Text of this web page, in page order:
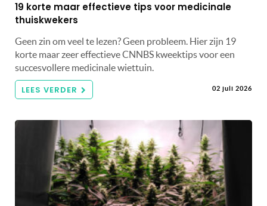
19 korte maar effectieve tips voor medicinale
thuiskwekers
Geen zin om veel te lezen? Geen probleem. Hier zijn 19
korte maar zeer effectieve CNNBS kweektips voor een
succesvollere medicinale wiettuin.
LEES VERDER 02 juli 2026